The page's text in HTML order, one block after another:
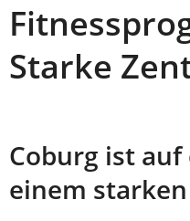
Starke
Coburg ist auf
einem